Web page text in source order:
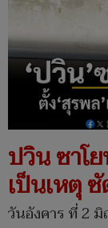
ปวิน ซาโ
เป็นเหตุ
วันอังคาร ที่ 2